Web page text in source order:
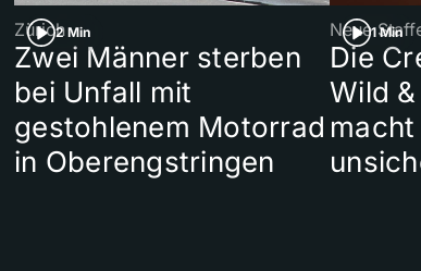
2 Min
Zürich
Zwei Männer sterben
bei Unfall mit
gestohlenem Motorrad
in Oberengstringen
1 Min
Neue
Die
Wild